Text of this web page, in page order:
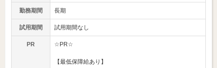
勤務期間 長期
試用期間 試用期間なし
PR ☆PR☆
【最低保障給あり】